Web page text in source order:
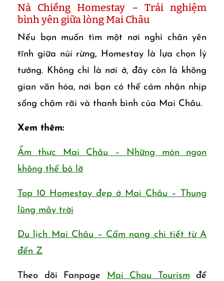
Nà Chiềng Homestay – Trải nghiệm
bình yên giữa lòng Mai Châu
Nếu bạn muốn tìm một nơi nghỉ chân yên
tĩnh giữa núi rừng, Homestay là lựa chọn lý
tưởng. Không chỉ là nơi ở, đây còn là không
gian văn hóa, nơi bạn có thể cảm nhận nhịp
sống chậm rãi và thanh bình của Mai Châu.
Xem thêm:
Ẩm thực Mai Châu – Những món ngon
không thể bỏ lỡ
Top 10 Homestay đẹp ở Mai Châu – Thung
lũng mây trời
Du lịch Mai Châu – Cẩm nang chi tiết từ A
đến Z
Theo dõi Fanpage Mai Chau Tourism để